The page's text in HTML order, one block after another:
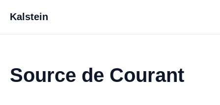
Kalstein
Source de Courant